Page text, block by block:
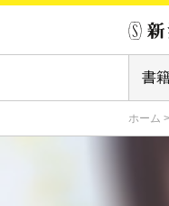
ホーム >